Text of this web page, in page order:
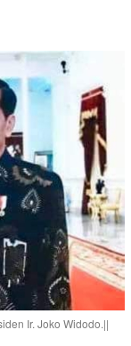
Ir. Joko Widodo.||